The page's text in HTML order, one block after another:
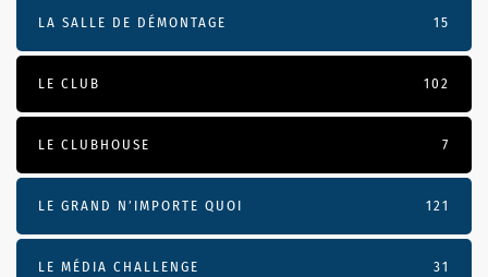
LA SALLE DE DÉMONTAGE 15
LE CLUB 102
LE CLUBHOUSE 7
LE GRAND N’IMPORTE QUOI 121
LE MÉDIA CHALLENGE 31